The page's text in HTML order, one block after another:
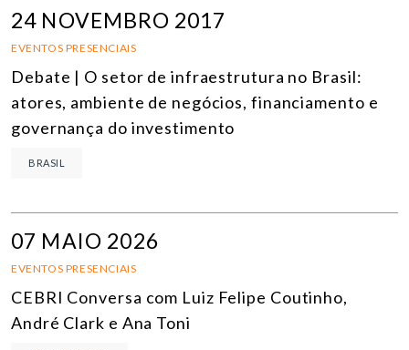
24 NOVEMBRO 2017
EVENTOS PRESENCIAIS
Debate | O setor de infraestrutura no Brasil:
atores, ambiente de negócios, financiamento e
governança do investimento
BRASIL
07 MAIO 2026
EVENTOS PRESENCIAIS
CEBRI Conversa com Luiz Felipe Coutinho,
André Clark e Ana Toni